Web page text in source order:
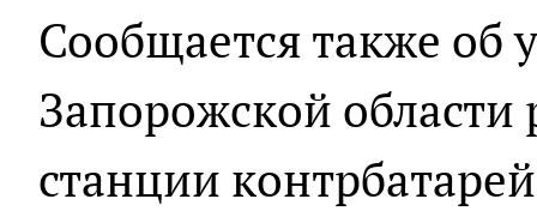
Сообщается также об
Запорожской
станции